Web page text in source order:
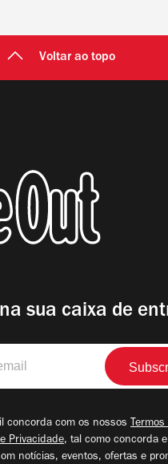
Voltar ao topo
sua caixa de
concorda com os nossos Termos
Privacidade, tal como concorda
notícias, eventos, ofertas e